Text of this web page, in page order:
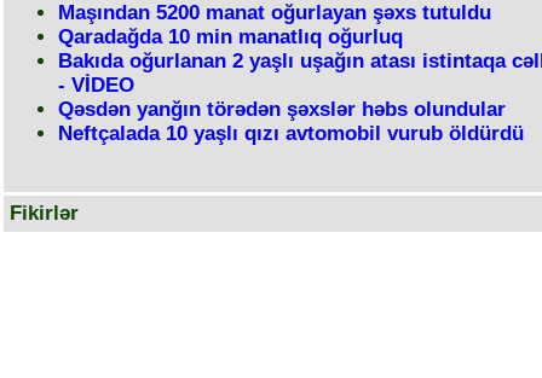
Maşından 5200 manat oğurlayan şəxs tutuldu
Qaradağda 10 min manatlıq oğurluq
Bakıda oğurlanan 2 yaşlı uşağın atası istintaqa
- VİDEO
Qəsdən yanğın törədən şəxslər həbs olundular
Neftçalada 10 yaşlı qızı avtomobil vurub öldürdü
Fikirlər